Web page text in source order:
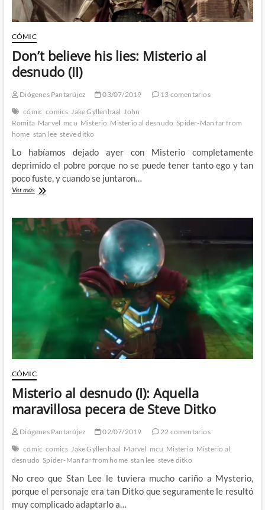
arma
arrojadiza
CÓMIC
Don’t believe his lies: Misterio al
desnudo (II)
Diógenes Pantarújez 03/07/2019
13 comentarios
cómic comics Jake Gyllenhaal John
Romita Marvel mcu Misterio Misterio al desnudo Spider-Man far from
home stan lee steve ditko
Lo habíamos dejado ayer con Misterio completamente
deprimido el pobre porque no se puede tener tanto ego y tan
poco fuste, y cuando se juntaron…
Ver másDon’t
lies:
Misterio
(II)
CÓMIC
Misterio al desnudo (I): Aquella
maravillosa pecera de Steve Ditko
Diógenes Pantarújez 02/07/2019
22 comentarios
cómic comics Jake Gyllenhaal Marvel mcu Misterio Misterio al
desnudo Spider-Man far from home stan lee steve ditko
No creo que Stan Lee le tuviera mucho cariño a Mysterio,
porque el personaje era tan Ditko que seguramente le resultó
muy complicado adaptarlo a…